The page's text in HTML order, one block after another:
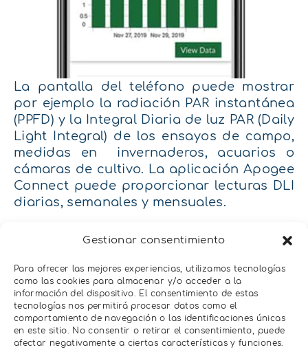
Gestionar consentimiento
Para ofrecer las mejores experiencias, utilizamos tecnologías
como las cookies para almacenar y/o acceder a la
información del dispositivo. El consentimiento de estas
tecnologías nos permitirá procesar datos como el
comportamiento de navegación o las identificaciones únicas
en este sitio. No consentir o retirar el consentimiento, puede
afectar negativamente a ciertas características y funciones.
La pantalla del teléfono puede mostrar
por ejemplo la radiación PAR instantánea
(PPFD) y la Integral Diaria de luz PAR (Daily
Light Integral) de los ensayos de campo,
medidas en invernaderos, acuarios o
cámaras de cultivo. La aplicación Apogee
Connect puede proporcionar lecturas DLI
diarias, semanales y mensuales.
medir la radiación solar global.
El logger microCahe AT-100 se conecta a
múltiples sensores Apogee: SQ-110, SQ-
120, SQ-500, con el SQ-620, SQ-640,
albedómetro, S2-141 y más (en breve). Y
realiza medidas de los sensores a alta